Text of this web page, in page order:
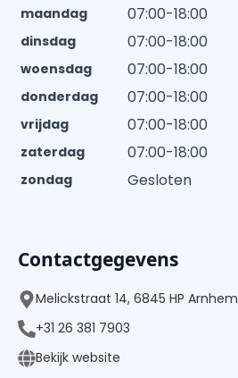
maandag 07:00-18:00
dinsdag 07:00-18:00
woensdag 07:00-18:00
donderdag 07:00-18:00
vrijdag 07:00-18:00
zaterdag 07:00-18:00
zondag Gesloten
Contactgegevens
Melickstraat 14, 6845 HP Arnhem
+31 26 381 7903
Bekijk website